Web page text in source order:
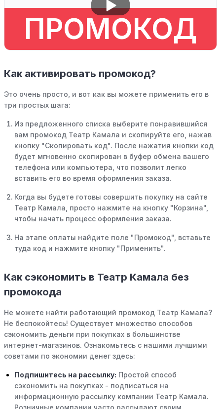
ПРОМОКОД
Как активировать промокод?
Это очень просто, и вот как вы можете применить его в
три простых шага:
Из предложенного списка выберите понравившийся
вам промокод Театр Камала и скопируйте его, нажав
кнопку "Скопировать код". После нажатия кнопки код
будет мгновенно скопирован в буфер обмена вашего
телефона или компьютера, что позволит легко
вставить его во время оформления заказа.
Когда вы будете готовы совершить покупку на сайте
Театр Камала, просто нажмите на кнопку "Корзина",
чтобы начать процесс оформления заказа.
На этапе оплаты найдите поле "Промокод", вставьте
туда код и нажмите кнопку "Применить".
Как сэкономить в Театр Камала без
промокода
Не можете найти работающий промокод Театр Камала?
Не беспокойтесь! Существует множество способов
сэкономить деньги при покупках в большинстве
интернет-магазинов. Ознакомьтесь с нашими лучшими
советами по экономии денег здесь:
Подпишитесь на рассылку: Простой способ
сэкономить на покупках - подписаться на
информационную рассылку компании Театр Камала.
Розничные компании часто рассылают своим